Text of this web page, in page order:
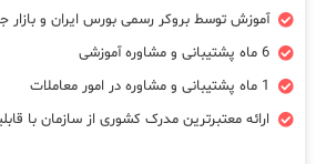
آموزش توسط بروکر رسمی بورس ایران و بازار
6 ماه پشتیبانی و مشاوره آموزشی
1 ماه پشتیبانی و مشاوره در امور معاملات
ارائه معتبرترین مدرک کشوری از سازمان با